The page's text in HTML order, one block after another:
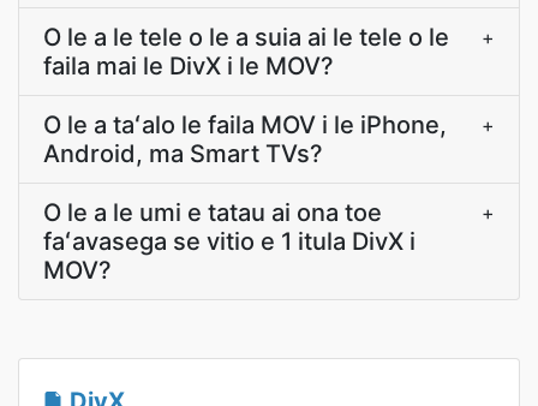
O le a le tele o le a suia ai le tele o le
faila mai le DivX i le MOV?
+
O le a taʻalo le faila MOV i le iPhone,
Android, ma Smart TVs?
+
O le a le umi e tatau ai ona toe
faʻavasega se vitio e 1 itula DivX i
MOV?
+